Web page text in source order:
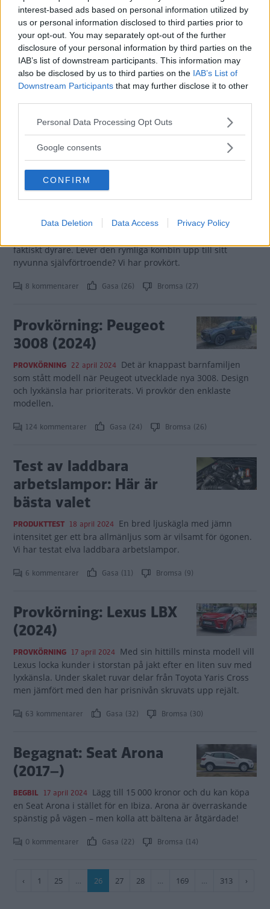
interest-based ads based on personal information utilized by
us or personal information disclosed to third parties prior to
your opt-out. You may separately opt-out of the further
disclosure of your personal information by third parties on the
IAB’s list of downstream participants. This information may
also be disclosed by us to third parties on the IAB’s List of
Downstream Participants that may further disclose it to other
Please note that this website/app uses one or more Google
not limited to your visit or usage behaviour. You may click to
use your data for below specified purposes in below Google
consent section.
Personal Data Processing Opt Outs
Google consents
CONFIRM
Data Deletion Data Access Privacy Policy
20 kommentarer Gasa (10) Bromsa (6)
Provkörning: KGM
Torres EVX (2024)
PROVKÖRNING 30 april 2024 Om du inte gillar hur dagens
kommer märket till Sverige.
0 kommentarer Gasa (17)
Provkörning: Skoda
Superb (2024)
PROVKÖRNING 25 april 2024 Nya Skoda Superb delar
faktiskt dyrare. Lever den rymliga kombin upp till sitt
nyvunna självförtroende? Vi har provkört.
8 kommentarer Gasa (26) Bromsa (27)
Provkörning: Peugeot
3008 (2024)
PROVKÖRNING 22 april 2024 Det är knappast barnfamiljen
som stått modell när Peugeot utvecklade nya 3008. Design
och lyxkänsla har prioriterats. Vi provkör den enklaste
modellen.
124 kommentarer Gasa (24) Bromsa (26)
Test av laddbara
arbetslampor: Här är
bästa valet
PRODUKTTEST 18 april 2024 En bred ljuskägla med jämn
intensitet ger ett bra allmänljus som är vilsamt för ögonen.
Vi har testat elva laddbara arbetslampor.
6 kommentarer Gasa (11) Bromsa (9)
Provkörning: Lexus LBX
(2024)
PROVKÖRNING 17 april 2024 Med sin hittills minsta modell vill
Lexus locka kunder i storstan på jakt efter en liten suv med
lyxkänsla. Under skalet ruvar delar från Toyota Yaris Cross
men jämfört med den har prisnivån skruvats upp rejält.
63 kommentarer Gasa (32) Bromsa (30)
Begagnat: Seat Arona
(2017–)
BEGBIL 17 april 2024 Lägg till 15 000 kronor och du kan köpa
en Seat Arona i stället för en Ibiza. Arona är överraskande
spänstig på vägen – men kolla att bältena är åtgärdade!
0 kommentarer Gasa (22) Bromsa (14)
Paginering
Föregående
‹ Sida
1 Sida
25 …
Nuvarande
26 Sida
27 Sida
28 … Sida
169 … Sida
313
Nästa
›